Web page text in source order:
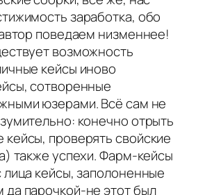
заработка, обо
поведаем низменнее!
возможность
кейсы иново
сотворенные
юзерами. Всё сам не
конечно отрыть
проверять свойские
также успехи. Фарм-кейсы
кейсы, заполоненные
парочкой-не этот был